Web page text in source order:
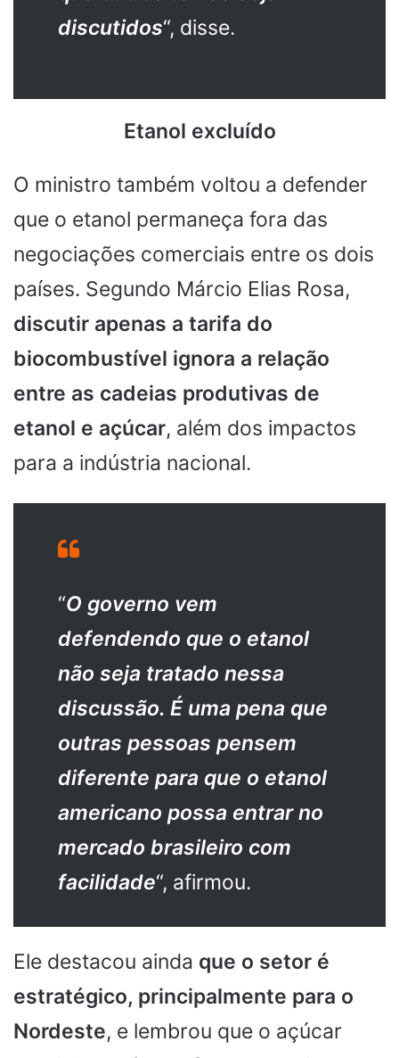
discutidos“, disse.
Etanol excluído
O ministro também voltou a defender
que o etanol permaneça fora das
negociações comerciais entre os dois
países. Segundo Márcio Elias Rosa,
discutir apenas a tarifa do
biocombustível ignora a relação
entre as cadeias produtivas de
etanol e açúcar, além dos impactos
para a indústria nacional.
“O governo vem
defendendo que o etanol
não seja tratado nessa
discussão. É uma pena que
outras pessoas pensem
diferente para que o etanol
americano possa entrar no
mercado brasileiro com
facilidade“, afirmou.
Ele destacou ainda que o setor é
estratégico, principalmente para o
Nordeste, e lembrou que o açúcar